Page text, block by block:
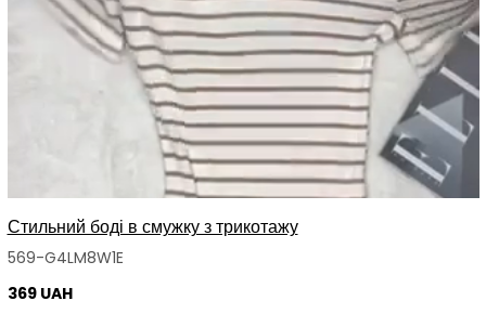
Стильний боді в смужку з трикотажу
569-G4LM8W1E
369 UAH